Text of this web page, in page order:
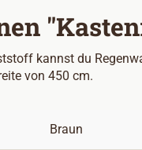
kannst du
von 450 cm.
Braun